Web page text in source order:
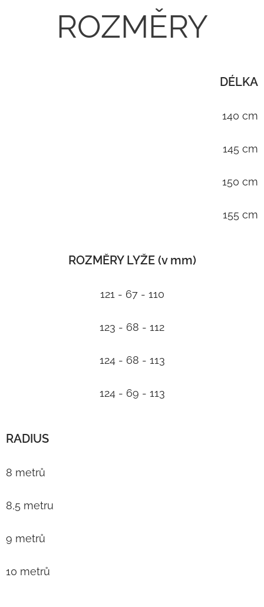
ROZMĚRY
DÉLKA
140 cm
145 cm
150 cm
155 cm
ROZMĚRY LYŽE (v mm)
121 - 67 - 110
123 - 68 - 112
124 - 68 - 113
124 - 69 - 113
RADIUS
8 metrů
8,5 metru
9 metrů
10 metrů